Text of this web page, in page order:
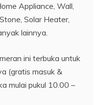
Appliance, Wall,
Solar Heater,
lainnya.
ini terbuka untuk
(gratis masuk &
mulai pukul 10.00 –